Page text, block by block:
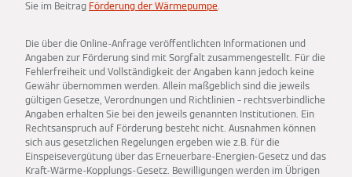
Sie im Beitrag Förderung der Wärmepumpe
Die über die Online-Anfrage veröffentlichten Informationen und
Angaben zur Förderung sind mit Sorgfalt zusammengestellt. Für die
Fehlerfreiheit und Vollständigkeit der Angaben kann jedoch keine
Gewähr übernommen werden. Allein maßgeblich sind die jeweils
gültigen Gesetze, Verordnungen und Richtlinien – rechtsverbindliche
Angaben erhalten Sie bei den jeweils genannten Institutionen. Ein
Rechtsanspruch auf Förderung besteht nicht. Ausnahmen können
sich aus gesetzlichen Regelungen ergeben wie z.B. für die
Einspeisevergütung über das Erneuerbare-Energien-Gesetz und das
Kraft-Wärme-Kopplungs-Gesetz. Bewilligungen werden im Übrigen